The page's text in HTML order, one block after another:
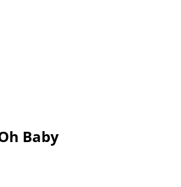
Baby